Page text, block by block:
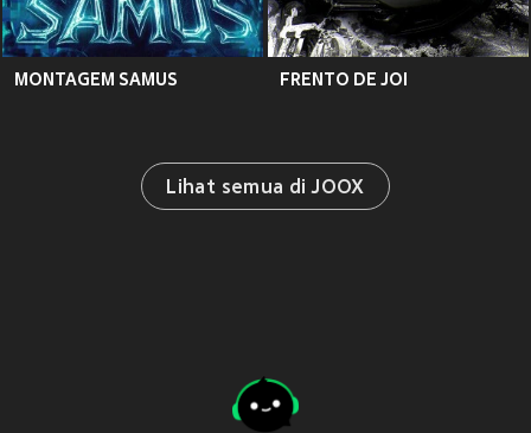
MONTAGEM SAMUS FRENTO DE JOI
Lihat semua di JOOX